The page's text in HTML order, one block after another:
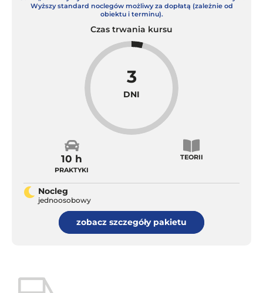
Wyższy standard noclegów możliwy za dopłatą (zależnie od
obiektu i terminu).
Czas trwania kursu
3
DNI
10 h
PRAKTYKI
TEORII
Nocleg
jednoosobowy
zobacz szczegóły pakietu